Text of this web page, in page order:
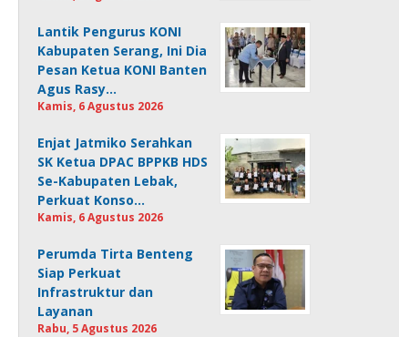
Lantik Pengurus KONI
Kabupaten Serang, Ini Dia
Pesan Ketua KONI Banten
Agus Rasy…
Kamis, 6 Agustus 2026
Enjat Jatmiko Serahkan
SK Ketua DPAC BPPKB HDS
Se-Kabupaten Lebak,
Perkuat Konso…
Kamis, 6 Agustus 2026
Perumda Tirta Benteng
Siap Perkuat
Infrastruktur dan
Layanan
Rabu, 5 Agustus 2026